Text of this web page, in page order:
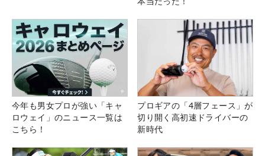
今年も男女プロが強い「キャ
ロウェイ」のニュース一覧は
こちら！
プロギアの「4層フェース」が
切り開く高初速ドライバーの
新時代